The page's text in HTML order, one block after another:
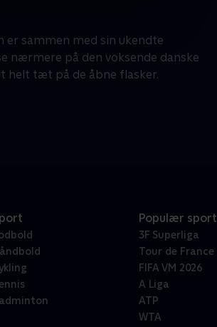
sammen med sin ukendte
nærmere på den voksende danske
helt tæt på de åbne flasker.
Populær sport
3F Superliga
Tour de France
FIFA VM 2026
A Liga
ATP
WTA